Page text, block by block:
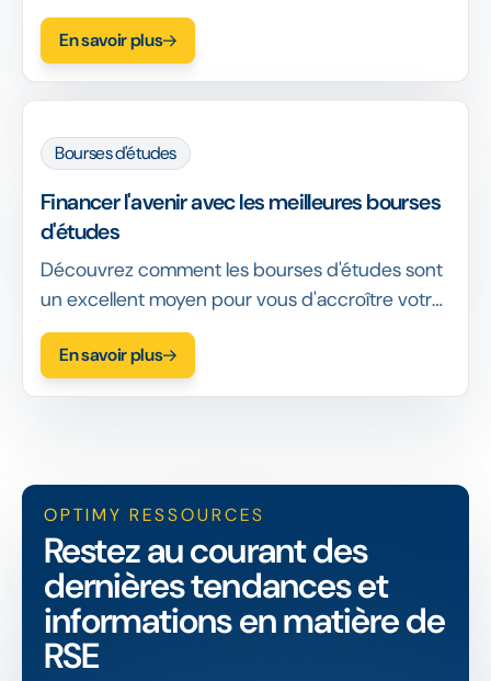
facilement votre programme de parrainage à
partir d'une plateforme intuitive et facile à
En savoir plus
Bourses d'études
Financer l'avenir avec les meilleures bourses
d'études
Découvrez comment les bourses d'études sont
un excellent moyen pour vous d'accroître votre
impact social et d'aider directement une
personne dans le besoin.
En savoir plus
OPTIMY RESSOURCES
Restez au courant des
dernières tendances et
informations en matière de
RSE